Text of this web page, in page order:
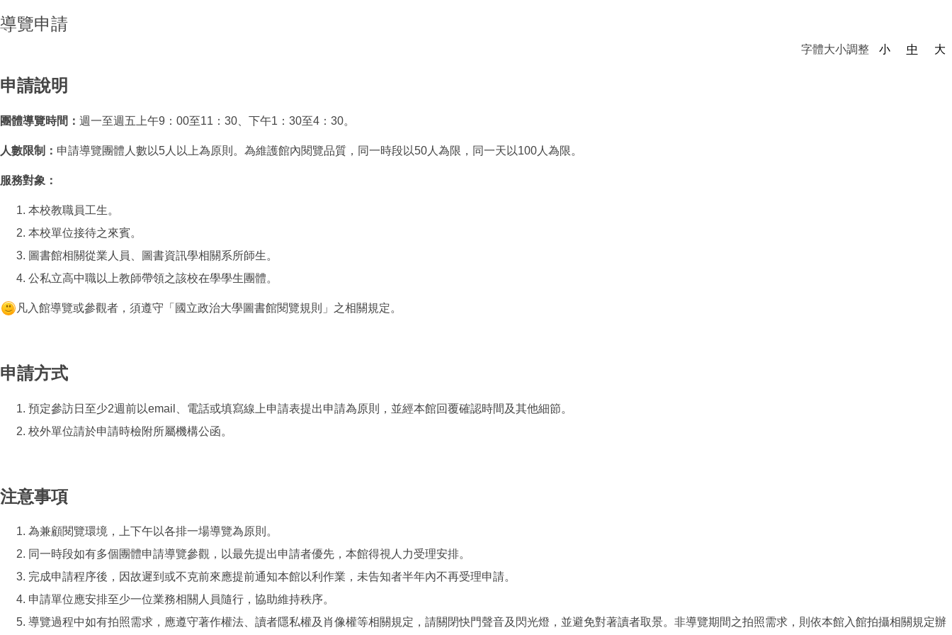
導覽申請
字體大小調整 小 中 大
申請說明
團體導覽時間： 週一至週五上午9：00至11：30、下午1：30至4：30。
人數限制： 申請導覽團體人數以5人以上為原則。為維護館內閱覽品質，同一時段以50人為限，同一天以100人為限。
服務對象：
本校教職員工生。
本校單位接待之來賓。
圖書館相關從業人員、圖書資訊學相關系所師生。
公私立高中職以上教師帶領之該校在學學生團體。
凡入館導覽或參觀者，須遵守「國立政治大學圖書館閱覽規則」之相關規定。
申請方式
預定參訪日至少2週前以email、電話或填寫線上申請表提出申請為原則，並經本館回覆確認時間及其他細節。
校外單位請於申請時檢附所屬機構公函。
注意事項
為兼顧閱覽環境，上下午以各排一場導覽為原則。
同一時段如有多個團體申請導覽參觀，以最先提出申請者優先，本館得視人力受理安排。
完成申請程序後，因故遲到或不克前來應提前通知本館以利作業，未告知者半年內不再受理申請。
申請單位應安排至少一位業務相關人員隨行，協助維持秩序。
導覽過程中如有拍照需求，應遵守著作權法、讀者隱私權及肖像權等相關規定，請關閉快門聲音及閃光燈，並避免對著讀者取景。非導覽期間之拍照需求，則依本館入館拍攝相關規定辦